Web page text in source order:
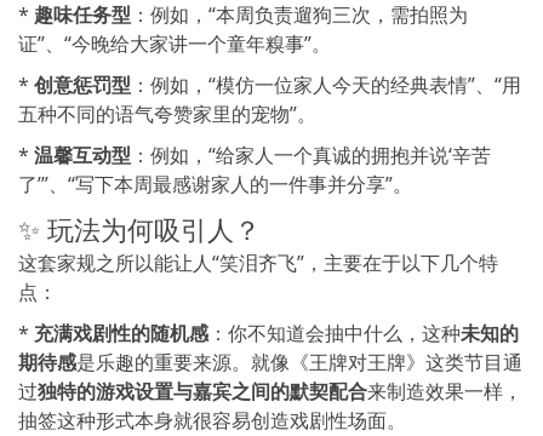
* 趣味任务型 ：例如，“本周负责遛狗三次，需拍照为
证”、“今晚给大家讲一个童年糗事”。
* 创意惩罚型 ：例如，“模仿一位家人今天的经典表情”、“用
五种不同的语气夸赞家里的宠物”。
* 温馨互动型 ：例如，“给家人一个真诚的拥抱并说‘辛苦
了’”、“写下本周最感谢家人的一件事并分享”。
✨ 玩法为何吸引人？
这套家规之所以能让人“笑泪齐飞”，主要在于以下几个特
点：
* 充满戏剧性的随机感：你不知道会抽中什么，这种未知的
期待感是乐趣的重要来源。就像《王牌对王牌》这类节目通
过独特的游戏设置与嘉宾之间的默契配合来制造效果一样，
抽签这种形式本身就很容易创造戏剧性场面。